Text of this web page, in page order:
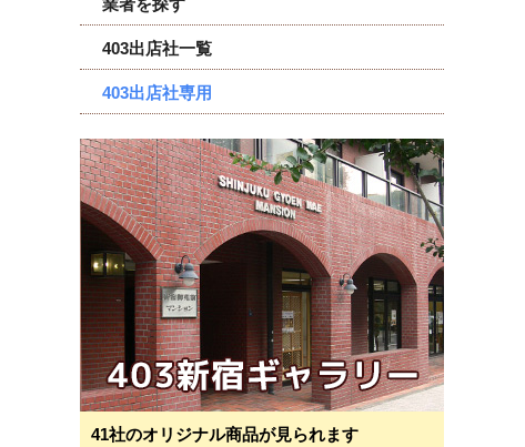
業者を探す
403出店社一覧
403出店社専用
41社のオリジナル商品が見られます